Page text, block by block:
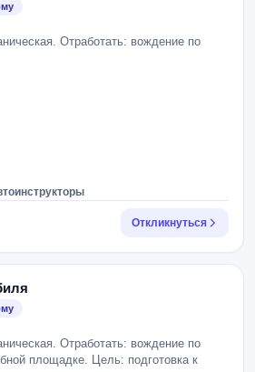
Отработать: вождение по
Откликнуться
Отработать: вождение по
площадке. Цель: подготовка к